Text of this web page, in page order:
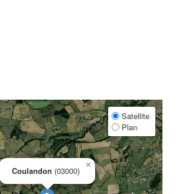
Coulandon (03000)
×
Satellite
Plan